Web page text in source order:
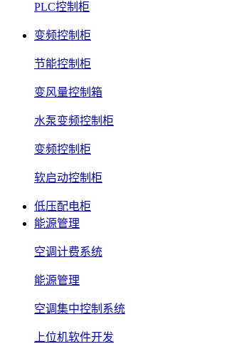
PLC控制柜
变频控制柜
节能控制柜
变风量控制箱
水泵变频控制柜
变频控制柜
软启动控制柜
低压配电柜
能源管理
空调计费系统
能源管理
空调集中控制系统
上位机软件开发